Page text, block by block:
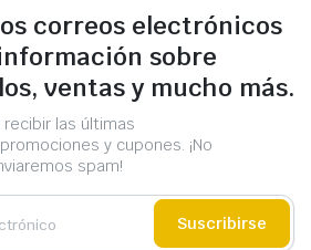
correos electrónicos
sobre
ventas y mucho más.
las últimas
y cupones. ¡No
spam!
Suscribirse